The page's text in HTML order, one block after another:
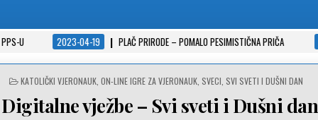
PLAČ PRIRODE – POMALO PESIMISTIČNA PRIČA 2022-10-26
POSTED
KATOLIČKI VJERONAUK ,ON-LINE IGRE ZA VJERONAUK SVECI SVI SVETI I DUŠNI DAN
Digitalne vježbe – Svi sveti i Dušni dan